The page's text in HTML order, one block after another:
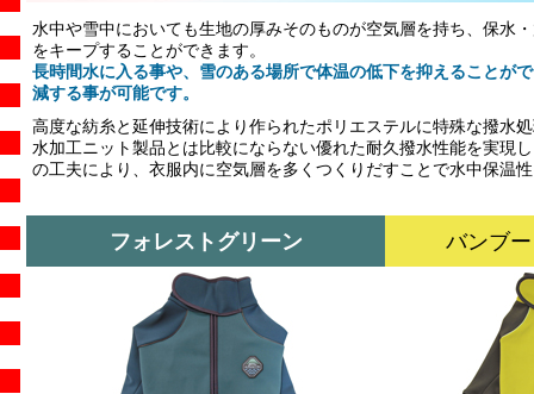
水中や雪中においても生地の厚みそのものが空気層を持ち、保水
をキープすることができます。
長時間水に入る事や、雪のある場所で体温の低下を抑えることが
減する事が可能です。
高度な紡糸と延伸技術により作られたポリエステルに特殊な撥水
水加工ニット製品とは比較にならない優れた耐久撥水性能を実現
の工夫により、衣服内に空気層を多くつくりだすことで水中保温
フォレストグリーン バンブ